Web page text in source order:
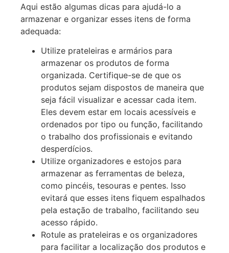
Aqui estão algumas dicas para ajudá-lo a
armazenar e organizar esses itens de forma
adequada:
Utilize prateleiras e armários para
armazenar os produtos de forma
organizada. Certifique-se de que os
produtos sejam dispostos de maneira que
seja fácil visualizar e acessar cada item.
Eles devem estar em locais acessíveis e
ordenados por tipo ou função, facilitando
o trabalho dos profissionais e evitando
desperdícios.
Utilize organizadores e estojos para
armazenar as ferramentas de beleza,
como pincéis, tesouras e pentes. Isso
evitará que esses itens fiquem espalhados
pela estação de trabalho, facilitando seu
acesso rápido.
Rotule as prateleiras e os organizadores
para facilitar a localização dos produtos e